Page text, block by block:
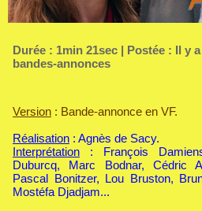
Durée : 1min 21sec | Postée : Il y
bandes-annonces
Version : Bande-annonce en VF.
Réalisation : Agnès de Sacy.
Interprétation : François
Duburcq, Marc Bodnar, Cédric
Pascal Bonitzer, Lou Bruston,
Mostéfa Djadjam...